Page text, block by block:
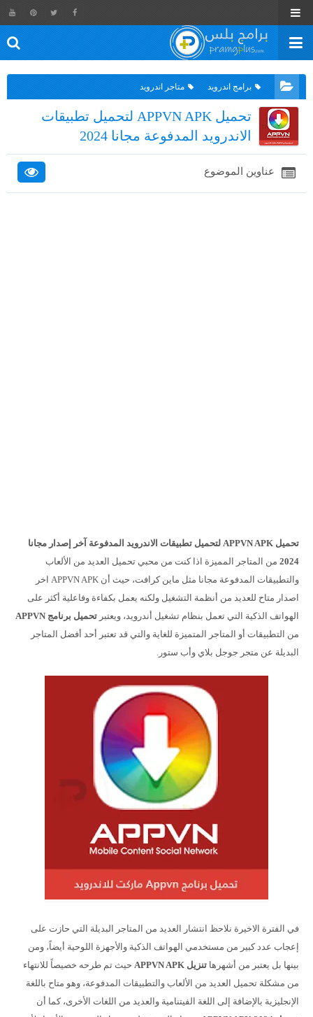
برامج اندرويد متاجر اندرويد
تحميل APPVN APK لتحميل تطبيقات
الاندرويد المدفوعة مجانا 2024
عناوين الموضوع
تحميل APPVN APK لتحميل تطبيقات الاندرويد المدفوعة آخر إصدار مجانا
2024 من المتاجر المميزة اذا كنت من محبي تحميل العديد من الألعاب
والتطبيقات المدفوعة مجانا مثل ماين كرافت، حيث أن APPVN APK اخر
اصدار متاح للعديد من أنظمة التشغيل ولكنه يعمل بكفاءة وفاعلية أكثر على
الهواتف الذكية التي تعمل بنظام تشغيل أندرويد، ويعتبر تحميل برنامج APPVN
من التطبيقات أو المتاجر المتميزة للغاية والتي قد تعتبر أحد أفضل المتاجر
البديلة عن متجر جوجل بلاي وأب ستور.
في الفترة الاخيرة نلاحظ انتشار العديد من المتاجر البديلة التي حازت على
إعجاب عدد كبير من مستخدمي الهواتف الذكية والأجهزة اللوحية أيضاً، ومن
بينها بل يعتبر من أشهرها تنزيل APPVN APK
حيث تم طرحه خصيصاً للانتهاء
من مشكلة تحميل العديد من الألعاب والتطبيقات المدفوعة، وهو متاح باللغة
الإنجليزية بالإضافة إلى اللغة الفيتنامية والعديد من اللغات الأخرى، كما أن